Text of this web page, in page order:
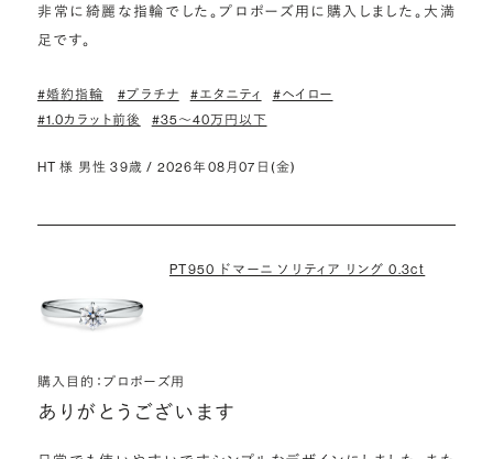
非常に綺麗な指輪でした。プロポーズ用に購入しました。大満
足です。
#婚約指輪 #プラチナ #エタニティ
#ヘイロー
#1.0カラット前後
#35〜40万円以下
HT 様 男性 39歳 / 2026年08月07日(金)
PT950 ドマーニ ソリティア リング 0.3ct
購入目的：プロポーズ用
ありがとうございます